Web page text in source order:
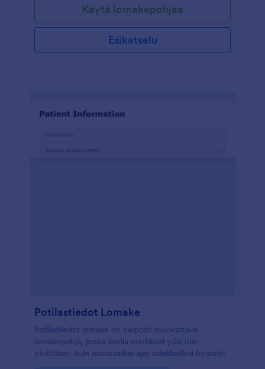
Käytä lomakepohjaa
Esikatselu
Potilastiedot Lomake
Potilastiedot lomake on helposti muokattava
lomakepohja, jonka avulla merkkaat ylös niin
yksittäiset kuin toistuvatkin ajat asiakkaillesi helposti.